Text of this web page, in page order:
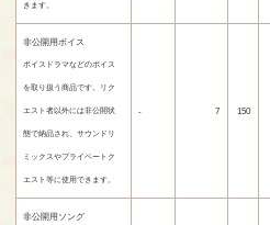
きます。
非公開用ボイス
ボイスドラマなどのボイス
を取り扱う商品です。リク
エスト者以外には非公開状
態で納品され、サウンドリ
ミックスやプライベートク
エスト等に使用できます。
- 7 150
非公開用ソング